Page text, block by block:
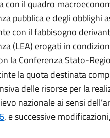
con il quadro
pubblica e degli obblighi
con il fabbisogno
(LEA) erogati in
la Conferenza Stato-
la quota destinata
delle risorse per la
nazionale ai sensi
, e successive